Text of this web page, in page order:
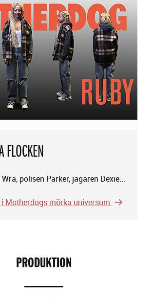
FLOCKEN
polisen Parker, jägaren Dexie...
Motherdogs mörka universum
PRODUKTION